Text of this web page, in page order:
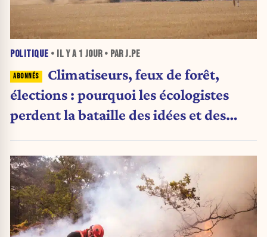
POLITIQUE • IL Y A 1 JOUR• PAR J.PE
Climatiseurs, feux de forêt,
élections : pourquoi les écologistes
perdent la bataille des idées et des